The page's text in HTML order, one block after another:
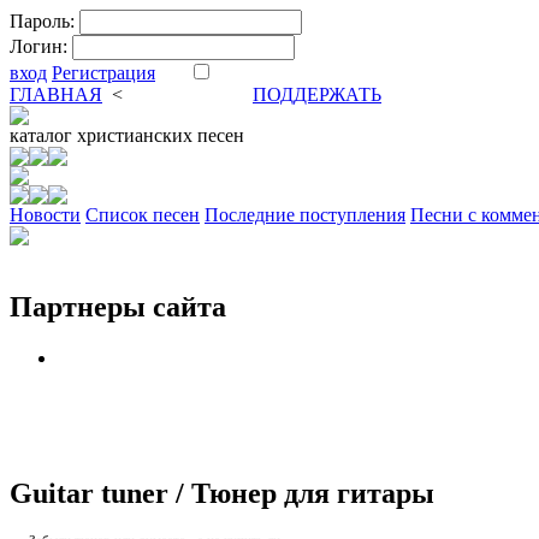
Пароль:
Логин:
вход Регистрация
ГЛАВНАЯ <
ПОДДЕРЖАТЬ
каталог христианских песен
Новости Cписок песен Последние поступления Песни с
Партнеры сайта
Guitar tuner / Тюнер для гитары